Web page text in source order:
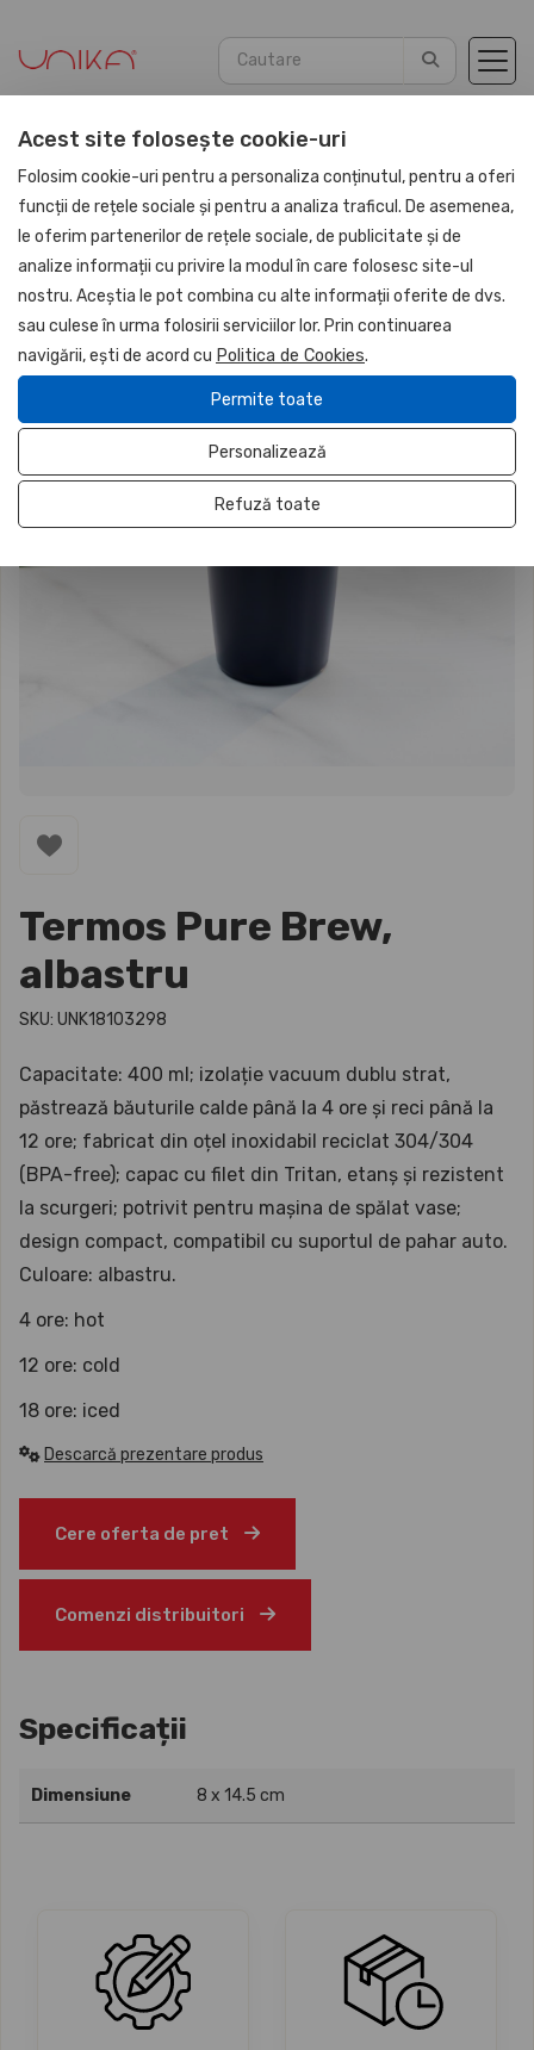
Acasă Promotionale Cani, pahare & termos inox
NOU
Termos Pure Brew,
albastru
SKU: UNK18103298
Capacitate: 400 ml; izolație vacuum dublu strat,
păstrează băuturile calde până la 4 ore și reci până la
12 ore; fabricat din oțel inoxidabil reciclat 304/304
(BPA-free); capac cu filet din Tritan, etanș și rezistent
la scurgeri; potrivit pentru mașina de spălat vase;
design compact, compatibil cu suportul de pahar auto.
Culoare: albastru.
4 ore: hot
12 ore: cold
18 ore: iced
Descarcă prezentare produs
Cere oferta de pret
Comenzi distribuitori
Specificații
Dimensiune 8 x 14.5 cm
Acest site folosește cookie-uri
Folosim cookie-uri pentru a personaliza conținutul, pentru a oferi
funcții de rețele sociale și pentru a analiza traficul. De asemenea,
le oferim partenerilor de rețele sociale, de publicitate și de
analize informații cu privire la modul în care folosesc site-ul
nostru. Aceștia le pot combina cu alte informații oferite de dvs.
sau culese în urma folosirii serviciilor lor. Prin continuarea
navigării, ești de acord cu Politica de Cookies.
Permite toate
Personalizează
Refuză toate